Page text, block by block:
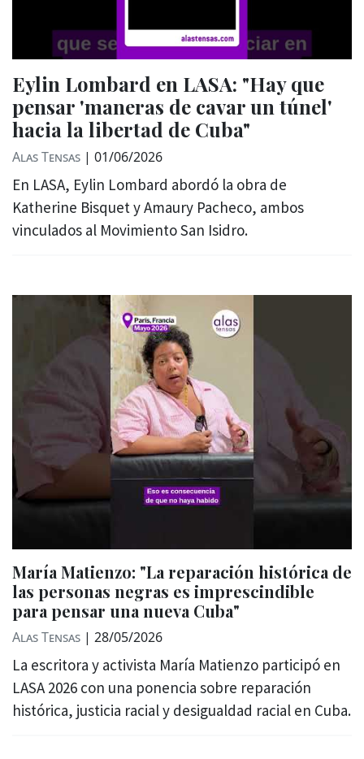
Eylin Lombard en LASA: "Hay que
pensar 'maneras de cavar un túnel'
hacia la libertad de Cuba"
Alas Tensas | 01/06/2026
En LASA, Eylin Lombard abordó la obra de
Katherine Bisquet y Amaury Pacheco, ambos
vinculados al Movimiento San Isidro.
María Matienzo: "La reparación histórica de
las personas negras es imprescindible
para pensar una nueva Cuba"
Alas Tensas | 28/05/2026
La escritora y activista María Matienzo participó en
LASA 2026 con una ponencia sobre reparación
histórica, justicia racial y desigualdad racial en Cuba.